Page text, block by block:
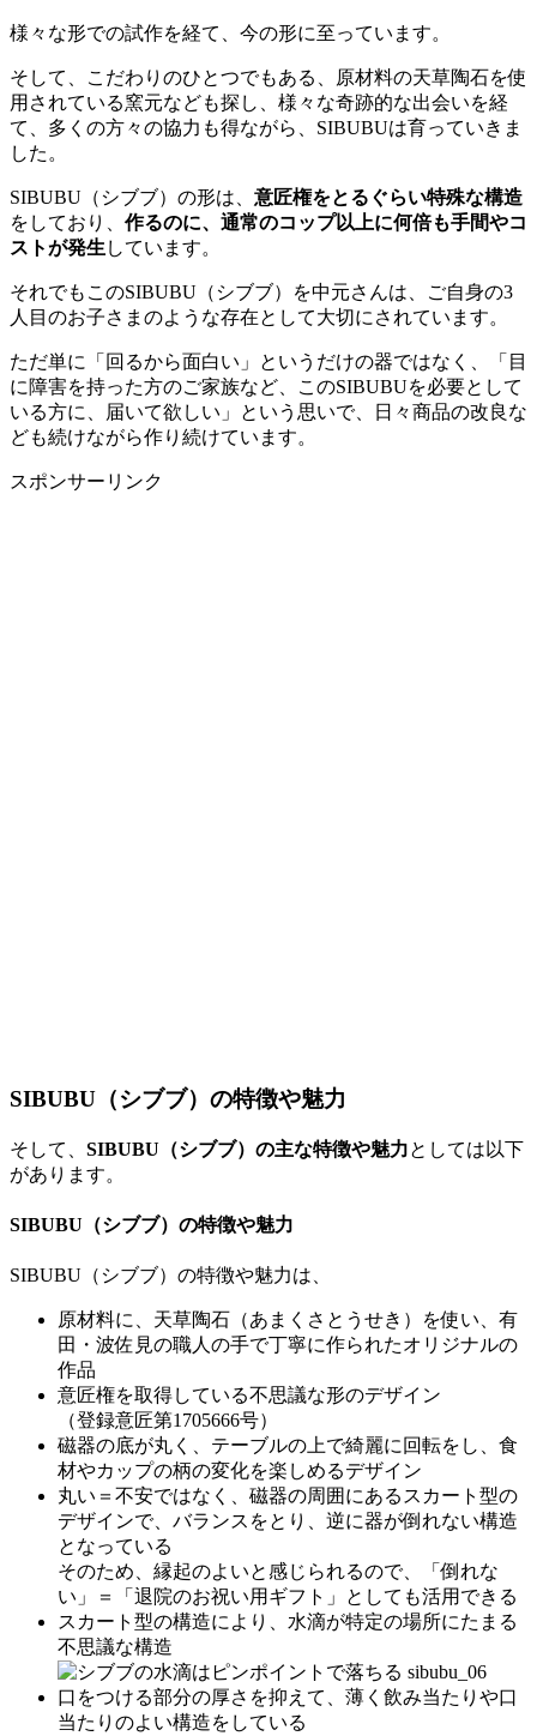
様々な形での試作を経て、今の形に至っています。
そして、こだわりのひとつでもある、原材料の天草陶石を使
用されている窯元なども探し、様々な奇跡的な出会いを経
て、多くの方々の協力も得ながら、SIBUBUは育っていきま
した。
SIBUBU（シブブ）の形は、 意匠権をとるぐらい特殊な構造
をしており、 作るのに、通常のコップ以上に何倍も手間やコ
ストが発生しています。
それでもこのSIBUBU（シブブ）を中元さんは、ご自身の3
人目のお子さまのような存在として大切にされています。
ただ単に「回るから面白い」というだけの器ではなく、「目
に障害を持った方のご家族など、このSIBUBUを必要として
いる方に、届いて欲しい」という思いで、日々商品の改良な
ども続けながら作り続けています。
スポンサーリンク
SIBUBU（シブブ）の特徴や魅力
そして、 SIBUBU（シブブ）の主な特徴や魅力としては以下
があります。
SIBUBU（シブブ）の特徴や魅力
SIBUBU（シブブ）の特徴や魅力は、
原材料に、天草陶石（あまくさとうせき）を使い、有
田・波佐見の職人の手で丁寧に作られたオリジナルの
作品
意匠権を取得している不思議な形のデザイン
（登録意匠第1705666号）
磁器の底が丸く、テーブルの上で綺麗に回転をし、食
材やカップの柄の変化を楽しめるデザイン
丸い＝不安ではなく、磁器の周囲にあるスカート型の
デザインで、バランスをとり、逆に器が倒れない構造
となっている
そのため、縁起のよいと感じられるので、「倒れな
い」＝「退院のお祝い用ギフト」としても活用できる
スカート型の構造により、水滴が特定の場所にたまる
不思議な構造
口をつける部分の厚さを抑えて、薄く飲み当たりや口
当たりのよい構造をしている